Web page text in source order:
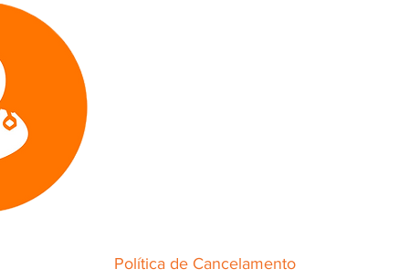
Política de Cancelamento